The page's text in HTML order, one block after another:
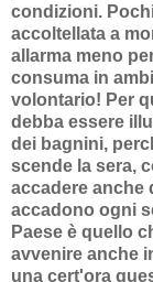
condizioni.
accoltellata a
allarma meno
consuma in
volontario! Per
debba essere
dei bagnini,
scende la sera,
accadere anche
accadono ogni
Paese è quello
avvenire anche
una cert'ora